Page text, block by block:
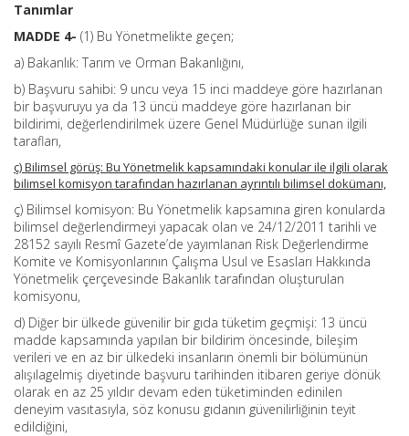
Tanımlar
MADDE 4- (1) Bu Yönetmelikte geçen;
a) Bakanlık: Tarım ve Orman Bakanlığını,
b) Başvuru sahibi: 9 uncu veya 15 inci maddeye göre hazırlanan
bir başvuruyu ya da 13 üncü maddeye göre hazırlanan bir
bildirimi, değerlendirilmek üzere Genel Müdürlüğe sunan ilgili
tarafları,
ç) Bilimsel görüş: Bu Yönetmelik kapsamındaki konular ile ilgili olarak
bilimsel komisyon tarafından hazırlanan ayrıntılı bilimsel dokümanı,
ç) Bilimsel komisyon: Bu Yönetmelik kapsamına giren konularda
bilimsel değerlendirmeyi yapacak olan ve 24/12/2011 tarihli ve
28152 sayılı Resmî Gazete’de yayımlanan Risk Değerlendirme
Komite ve Komisyonlarının Çalışma Usul ve Esasları Hakkında
Yönetmelik çerçevesinde Bakanlık tarafından oluşturulan
komisyonu,
d) Diğer bir ülkede güvenilir bir gıda tüketim geçmişi: 13 üncü
madde kapsamında yapılan bir bildirim öncesinde, bileşim
verileri ve en az bir ülkedeki insanların önemli bir bölümünün
alışılagelmiş diyetinde başvuru tarihinden itibaren geriye dönük
olarak en az 25 yıldır devam eden tüketiminden edinilen
deneyim vasıtasıyla, söz konusu gıdanın güvenilirliğinin teyit
edildiğini,